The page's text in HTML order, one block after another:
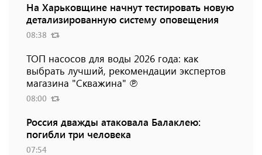
На Харьковщине начнут тестировать новую
детализированную систему оповещения
08:38
ТОП насосов для воды 2026 года: как
выбрать лучший, рекомендации экспертов
магазина "Скважина" ℗
08:00
Россия дважды атаковала Балаклею:
погибли три человека
07:54